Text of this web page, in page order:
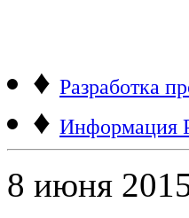
♦ Разработка
♦
8 июня